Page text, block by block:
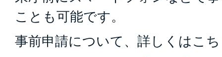
ことも可能です。
事前申請について、詳しくはこ